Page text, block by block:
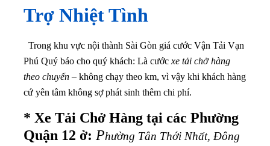
Trợ Nhiệt Tình
Trong khu vực nội thành Sài Gòn giá cước Vận Tải Vạn
Phú Quý báo cho quý khách: Là cước xe tải chở hàng
theo chuyến – không chạy theo km, vì vậy khi khách hàng
cứ yên tâm không sợ phát sinh thêm chi phí.
* Xe Tải Chở Hàng tại các Phường
Quận 12 ở: Phường Tân Thới Nhất, Đông